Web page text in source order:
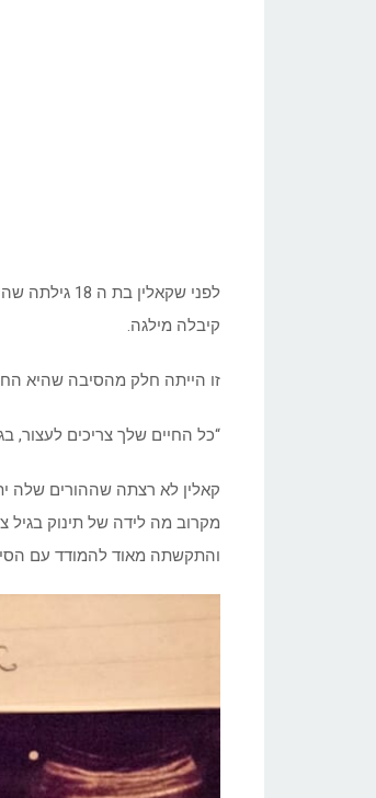
לפני
קיבלה מילגה.
זו הייתה חלק מהסיבה שהיא
“כל החיים שלך צריכים
קאלין לא רצתה שההורים שלה
והתקשתה מאוד להמודד עם